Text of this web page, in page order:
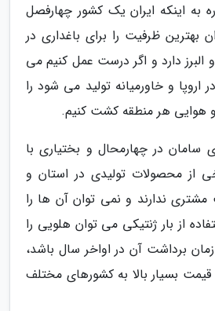
به اینکه ایران یک کشور چهارفصل
بهترین ظرفیت را برای باغداری در
دارد و اگر درست عمل کنیم می
اروپا و خاورمیانه تولید می شود را
هوایی هر منطقه کشت کنیم.
سامان در چهارمحال و بختیاری با
از محصولات تولیدی در استان و
ندارند و نمی توان آن ها را
از بار ژنتیکی می توان هلویی را
برداشت آن در اواخر سال باشد،
قیمت بسیار بالا به کشورهای مختلف